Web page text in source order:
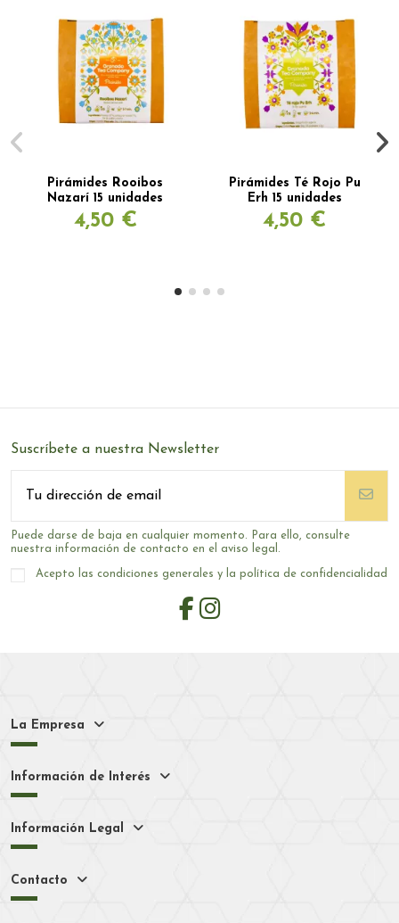
Pirámides Rooibos
Nazarí 15 unidades
4,50 €
Pirámides Té Rojo Pu
Erh 15 unidades
4,50 €
Suscríbete a nuestra Newsletter
Puede darse de baja en cualquier momento. Para ello, consulte
nuestra información de contacto en el aviso legal.
Acepto las condiciones generales y la política de confidencialidad
La Empresa
Información de Interés
Información Legal
Contacto